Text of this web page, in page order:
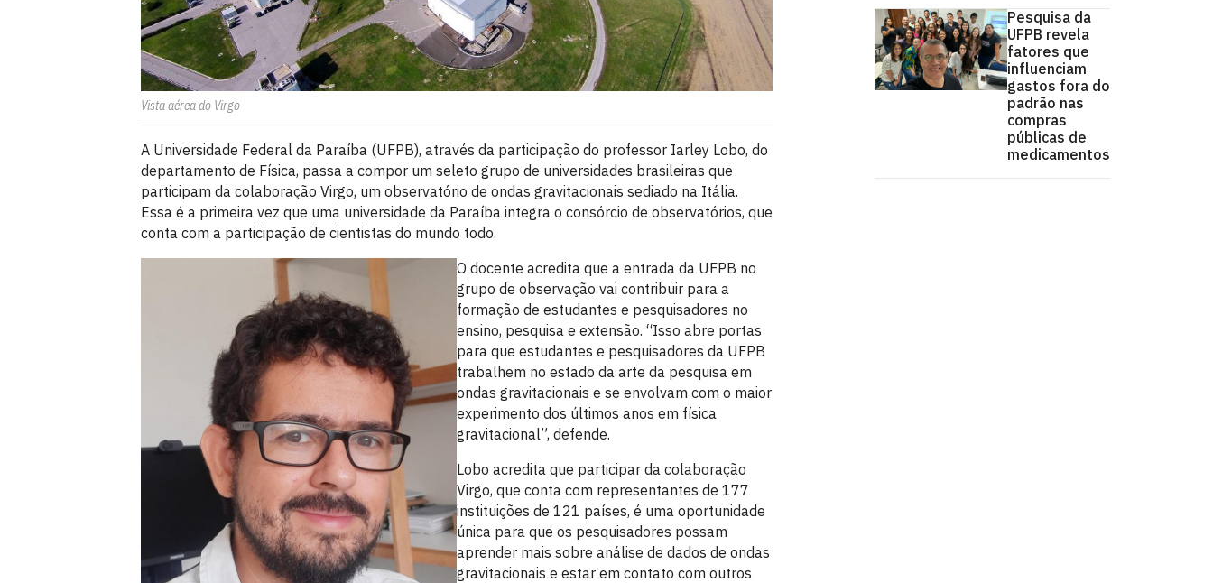
Pesquisa da
UFPB revela
fatores que
influenciam
gastos fora do
padrão nas
compras
públicas de
medicamentos
Vista aérea do Virgo
A Universidade Federal da Paraíba (UFPB), através da participação do professor Iarley Lobo, do
departamento de Física, passa a compor um seleto grupo de universidades brasileiras que
participam da colaboração Virgo, um observatório de ondas gravitacionais sediado na Itália.
Essa é a primeira vez que uma universidade da Paraíba integra o consórcio de observatórios, que
conta com a participação de cientistas do mundo todo.
O docente acredita que a entrada da UFPB no
grupo de observação vai contribuir para a
formação de estudantes e pesquisadores no
ensino, pesquisa e extensão. “Isso abre portas
para que estudantes e pesquisadores da UFPB
trabalhem no estado da arte da pesquisa em
ondas gravitacionais e se envolvam com o maior
experimento dos últimos anos em física
gravitacional”, defende.
Lobo acredita que participar da colaboração
Virgo, que conta com representantes de 177
instituições de 121 países, é uma oportunidade
única para que os pesquisadores possam
aprender mais sobre análise de dados de ondas
gravitacionais e estar em contato com outros